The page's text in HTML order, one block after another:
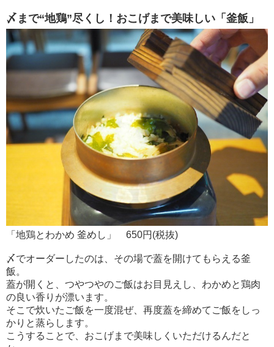
〆まで“地鶏”尽くし！おこげまで美味しい「釜飯」
「地鶏とわかめ 釜めし」 650円(税抜)
〆でオーダーしたのは、その場で蓋を開けてもらえる釜
飯。
蓋が開くと、つやつやのご飯はお目見えし、わかめと鶏肉
の良い香りが漂います。
そこで炊いたご飯を一度混ぜ、再度蓋を締めてご飯をしっ
かりと蒸らします。
こうすることで、おこげまで美味しくいただけるんだと